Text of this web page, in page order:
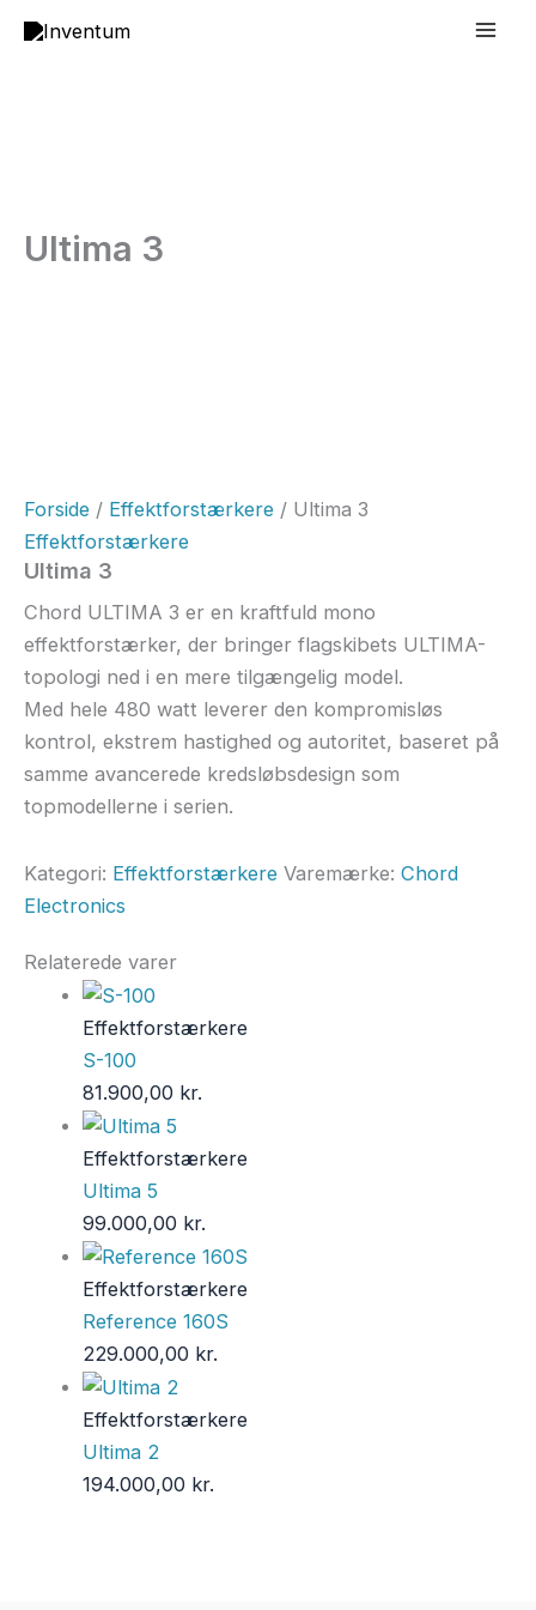
Ultima 3
Forside / Effektforstærkere / Ultima 3
Effektforstærkere
Ultima 3
Chord ULTIMA 3 er en kraftfuld mono
effektforstærker, der bringer flagskibets ULTIMA-
topologi ned i en mere tilgængelig model.
Med hele 480 watt leverer den kompromisløs
kontrol, ekstrem hastighed og autoritet, baseret på
samme avancerede kredsløbsdesign som
topmodellerne i serien.
Kategori: Effektforstærkere Varemærke: Chord
Electronics
Relaterede varer
Effektforstærkere
S-100
81.900,00 kr.
Effektforstærkere
Ultima 5
99.000,00 kr.
Effektforstærkere
Reference 160S
229.000,00 kr.
Effektforstærkere
Ultima 2
194.000,00 kr.